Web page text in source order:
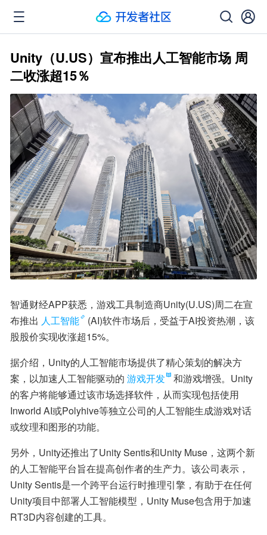
Unity（U.US）宣布推出人工智能市场 周
二收涨超15％
智通财经APP获悉，游戏工具制造商Unity(U.US)周二在宣
布推出 人工智能
(AI)软件市场后，受益于AI投资热潮，该
股股价实现收涨超15%。
据介绍，Unity的人工智能市场提供了精心策划的解决方
案，以加速人工智能驱动的 游戏开发
和游戏增强。Unity
的客户将能够通过该市场选择软件，从而实现包括使用
Inworld AI或Polyhive等独立公司的人工智能生成游戏对话
或纹理和图形的功能。
另外，Unity还推出了Unity Sentis和Unity Muse，这两个新
的人工智能平台旨在提高创作者的生产力。该公司表示，
Unity Sentis是一个跨平台运行时推理引擎，有助于在任何
Unity项目中部署人工智能模型，Unity Muse包含用于加速
RT3D内容创建的工具。